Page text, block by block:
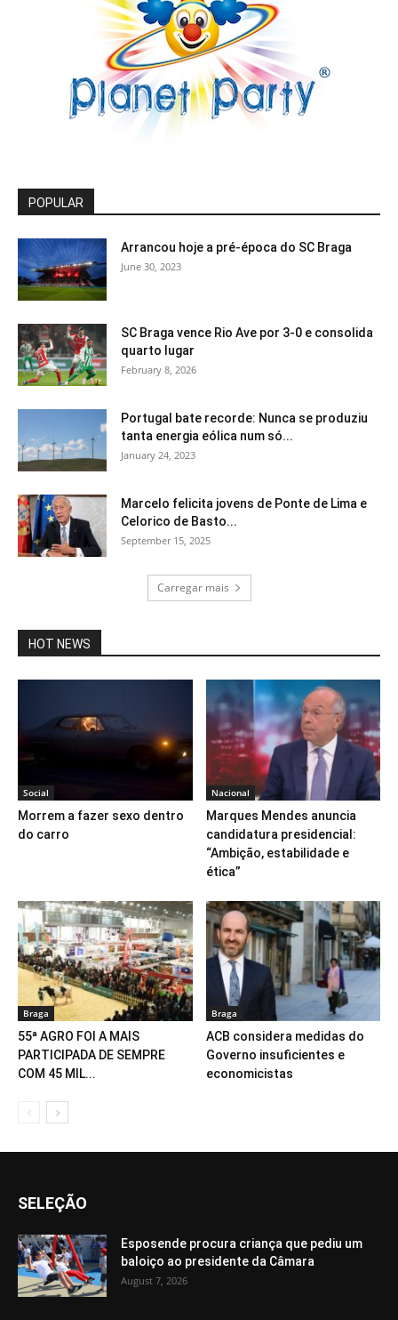
POPULAR
Arrancou hoje a pré-época do SC Braga
June 30, 2023
SC Braga vence Rio Ave por 3-0 e consolida
quarto lugar
February 8, 2026
Portugal bate recorde: Nunca se produziu
tanta energia eólica num só...
January 24, 2023
Marcelo felicita jovens de Ponte de Lima e
Celorico de Basto...
September 15, 2025
Carregar mais
HOT NEWS
Social
Morrem a fazer sexo dentro
do carro
Nacional
Marques Mendes anuncia
candidatura presidencial:
“Ambição, estabilidade e
ética”
Braga
55ª AGRO FOI A MAIS
PARTICIPADA DE SEMPRE
COM 45 MIL...
Braga
ACB considera medidas do
Governo insuficientes e
economicistas
SELEÇÃO
Esposende procura criança que pediu um
baloiço ao presidente da Câmara
August 7, 2026